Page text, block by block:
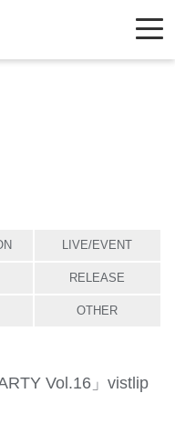
LIVE/EVENT
RELEASE
OTHER
Vol.16」vistlip